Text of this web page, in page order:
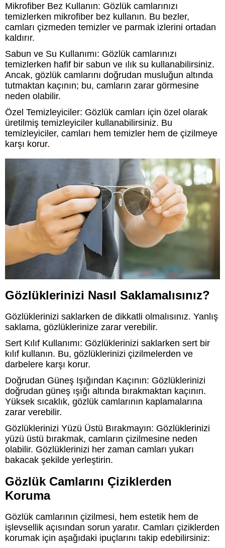
Mikrofiber Bez Kullanın: Gözlük camlarınızı
temizlerken mikrofiber bez kullanın. Bu bezler,
camları çizmeden temizler ve parmak izlerini ortadan
kaldırır.
Sabun ve Su Kullanımı: Gözlük camlarınızı
temizlerken hafif bir sabun ve ılık su kullanabilirsiniz.
Ancak, gözlük camlarını doğrudan musluğun altında
tutmaktan kaçının; bu, camların zarar görmesine
neden olabilir.
Özel Temizleyiciler: Gözlük camları için özel olarak
üretilmiş temizleyiciler kullanabilirsiniz. Bu
temizleyiciler, camları hem temizler hem de çizilmeye
karşı korur.
Gözlüklerinizi Nasıl Saklamalısınız?
Gözlüklerinizi saklarken de dikkatli olmalısınız. Yanlış
saklama, gözlüklerinize zarar verebilir.
Sert Kılıf Kullanımı: Gözlüklerinizi saklarken sert bir
kılıf kullanın. Bu, gözlüklerinizi çizilmelerden ve
darbelere karşı korur.
Doğrudan Güneş Işığından Kaçının: Gözlüklerinizi
doğrudan güneş ışığı altında bırakmaktan kaçının.
Yüksek sıcaklık, gözlük camlarının kaplamalarına
zarar verebilir.
Gözlüklerinizi Yüzü Üstü Bırakmayın: Gözlüklerinizi
yüzü üstü bırakmak, camların çizilmesine neden
olabilir. Gözlüklerinizi her zaman camları yukarı
bakacak şekilde yerleştirin.
Gözlük Camlarını Çiziklerden
Koruma
Gözlük camlarının çizilmesi, hem estetik hem de
işlevsellik açısından sorun yaratır. Camları çiziklerden
korumak için aşağıdaki ipuçlarını takip edebilirsiniz: